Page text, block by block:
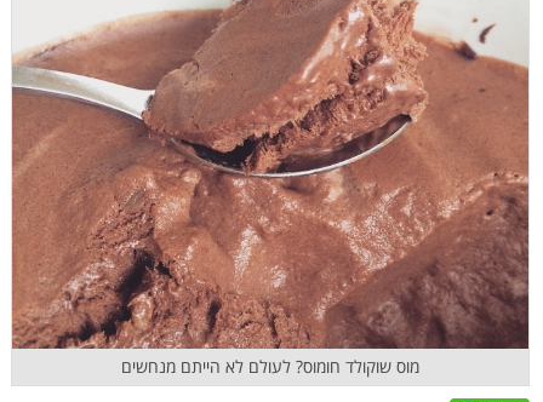
מוס שוקולד חומוס? לעולם לא הייתם מנחשים